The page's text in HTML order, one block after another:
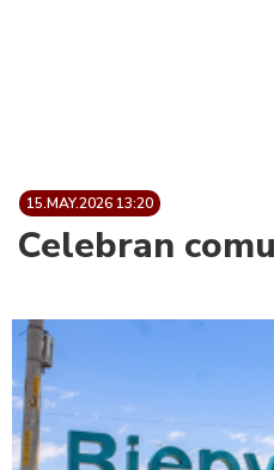
15.MAY.2026 13:20
Celebran